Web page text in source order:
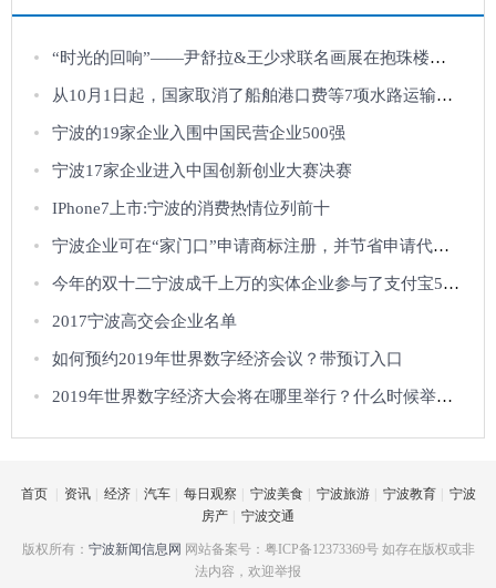
“时光的回响”——尹舒拉&王少求联名画展在抱珠楼开幕
从10月1日起，国家取消了船舶港口费等7项水路运输相关企业收费
宁波的19家企业入围中国民营企业500强
宁波17家企业进入中国创新创业大赛决赛
IPhone7上市:宁波的消费热情位列前十
宁波企业可在“家门口”申请商标注册，并节省申请代理费
今年的双十二宁波成千上万的实体企业参与了支付宝50%的折扣
2017宁波高交会企业名单
如何预约2019年世界数字经济会议？带预订入口
2019年世界数字经济大会将在哪里举行？什么时候举行？
首页 资讯 经济 汽车 每日观察 宁波美食 宁波旅游 宁波教育
宁波
房产
宁波交通
版权所有： 宁波新闻信息网 网站备案号：粤ICP备12373369号 如存在版权或非
法内容，欢迎举报